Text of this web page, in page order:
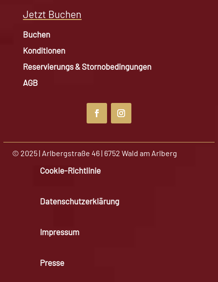
Jetzt Buchen
Buchen
Konditionen
Reservierungs & Stornobedingungen
AGB
© 2025 | Arlbergstraße 46 | 6752 Wald am Arlberg
Cookie-Richtlinie
Datenschutzerklärung
Impressum
Presse